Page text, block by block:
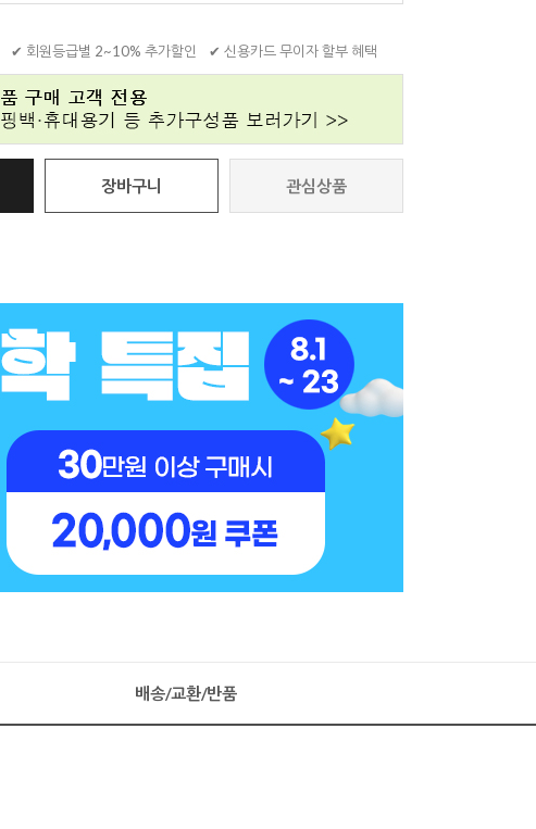
✔ 회원등급별 2~10% 추가할인 ✔ 신용카드 무이자 할부 혜택
장바구니 관심상품
배송/교환/반품